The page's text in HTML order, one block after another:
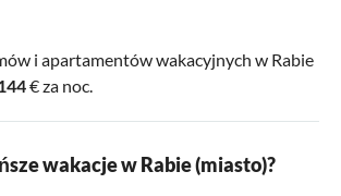
i apartamentów wakacyjnych w Rabie
€ za noc.
wakacje w Rabie (miasto)?